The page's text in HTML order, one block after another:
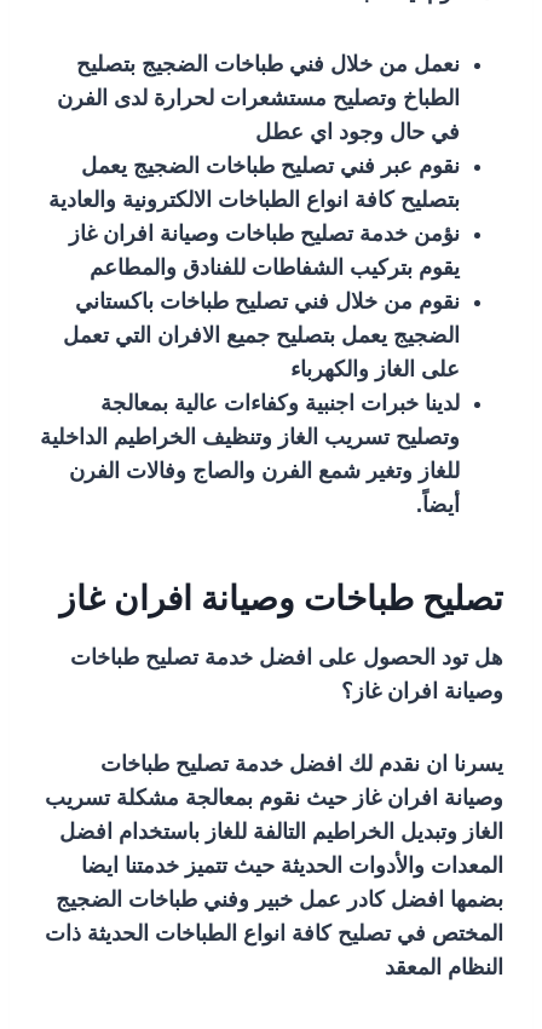
نعمل من خلال فني طباخات الضجيج بتصليح
الطباخ وتصليح مستشعرات لحرارة لدى الفرن
في حال وجود اي عطل
نقوم عبر فني تصليح طباخات الضجيج يعمل
بتصليح كافة انواع الطباخات الالكترونية والعادية
نؤمن خدمة تصليح طباخات وصيانة افران غاز
يقوم بتركيب الشفاطات للفنادق والمطاعم
نقوم من خلال فني تصليح طباخات باكستاني
الضجيج يعمل بتصليح جميع الافران التي تعمل
على الغاز والكهرباء
لدينا خبرات اجنبية وكفاءات عالية بمعالجة
وتصليح تسريب الغاز وتنظيف الخراطيم الداخلية
للغاز وتغير شمع الفرن والصاج وفالات الفرن
أيضاً.
تصليح طباخات وصيانة افران غاز
هل تود الحصول على افضل خدمة تصليح طباخات
وصيانة افران غاز؟
يسرنا ان نقدم لك افضل خدمة تصليح طباخات
وصيانة افران غاز حيث نقوم بمعالجة مشكلة تسريب
الغاز وتبديل الخراطيم التالفة للغاز باستخدام افضل
المعدات والأدوات الحديثة حيث تتميز خدمتنا ايضا
بضمها افضل كادر عمل خبير وفني طباخات الضجيج
المختص في تصليح كافة انواع الطباخات الحديثة ذات
النظام المعقد